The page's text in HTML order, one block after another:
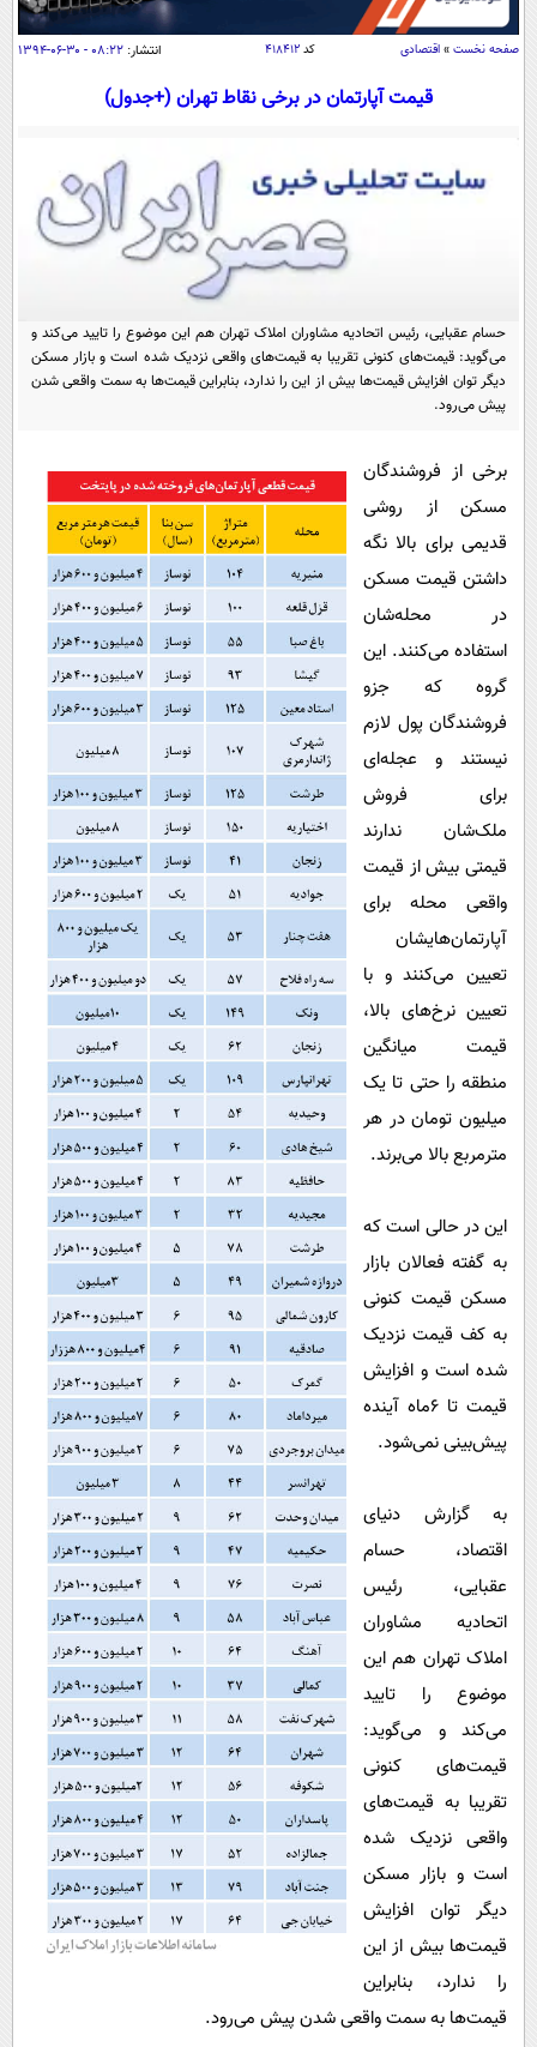
اقتصاد
اقتصادی
جامعه
حوادث
یک برش دانایی
سفر و تفریح
بین الملل
علم و دانش
علمی
اخبار کریپتو
گوناگون
سرگرمی
فیلم
سیاست
سرگرمی
فناوری
محیط زیست
سلامت
فرهنگی
حیات وحش
سیاست خارجی
داستان کوتاه
پیامک
روانشناسی
صفحه نخست » اقتصادی کد۴۱۸۴۱۲ انتشار: ۰۸:۲۲ - ۳۰-۰۶-۱۳۹۴
قیمت آپارتمان در برخی نقاط تهران (+جدول)
حسام عقبایی، رئیس اتحادیه مشاوران املاک تهران هم این موضوع را تایید می‌کند و
می‌گوید: قیمت‌های کنونی تقریبا به قیمت‌های واقعی نزدیک شده است و بازار مسکن
دیگر توان افزایش قیمت‌ها بیش از این را ندارد، بنابراین قیمت‌ها به سمت واقعی شدن
پیش می‌رود.
برخی از فروشندگان
مسکن از روشی
قدیمی برای بالا نگه
داشتن قیمت مسکن
در محله‌شان
استفاده می‌کنند. این
گروه که جزو
فروشندگان پول لازم
نیستند و عجله‌ای
برای فروش
ملک‌شان ندارند
قیمتی بیش از قیمت
واقعی محله برای
آپارتمان‌هایشان
تعیین می‌کنند و با
تعیین نرخ‌های بالا،
قیمت میانگین
منطقه را حتی تا یک
میلیون تومان در هر
مترمربع بالا می‌برند.
این در حالی است که
به گفته فعالان بازار
مسکن قیمت کنونی
به کف قیمت نزدیک
شده است و افزایش
قیمت تا 6ماه آینده
پیش‌بینی نمی‌شود.
به گزارش دنیای
اقتصاد، حسام
عقبایی، رئیس
اتحادیه مشاوران
املاک تهران هم این
موضوع را تایید
می‌کند و می‌گوید:
قیمت‌های کنونی
تقریبا به قیمت‌های
واقعی نزدیک شده
است و بازار مسکن
دیگر توان افزایش
قیمت‌ها بیش از این
را ندارد، بنابراین
قیمت‌ها به سمت واقعی شدن پیش می‌رود.